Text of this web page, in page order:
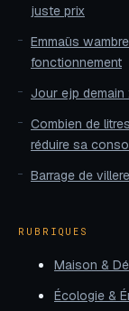
juste prix
Emmaüs
fonctionnement
Jour ejp
Combien de
réduire sa
Barrage de
RUBRIQUES
Maison &
Écologie &